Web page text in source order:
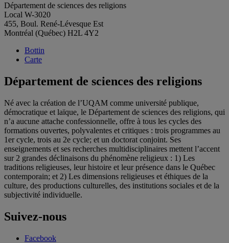
Département de sciences des religions
Local W-3020
455, Boul. René-Lévesque Est
Montréal (Québec) H2L 4Y2
Bottin
Carte
Département de sciences des religions
Né avec la création de l’UQAM comme université publique,
démocratique et laïque, le Département de sciences des religions, qui
n’a aucune attache confessionnelle, offre à tous les cycles des
formations ouvertes, polyvalentes et critiques : trois programmes au
1er cycle, trois au 2e cycle; et un doctorat conjoint. Ses
enseignements et ses recherches multidisciplinaires mettent l’accent
sur 2 grandes déclinaisons du phénomène religieux : 1) Les
traditions religieuses, leur histoire et leur présence dans le Québec
contemporain; et 2) Les dimensions religieuses et éthiques de la
culture, des productions culturelles, des institutions sociales et de la
subjectivité individuelle.
Suivez-nous
Facebook